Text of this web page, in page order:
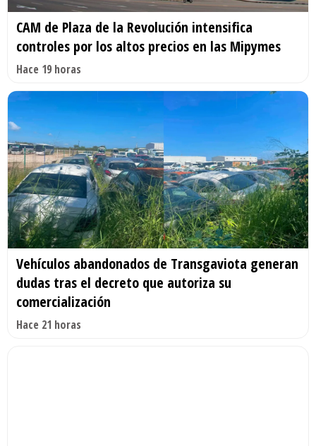
CAM de Plaza de la Revolución intensifica
controles por los altos precios en las Mipymes
Hace 19 horas
Vehículos abandonados de Transgaviota generan
dudas tras el decreto que autoriza su
comercialización
Hace 21 horas